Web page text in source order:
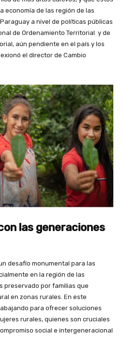
economía de las región de las
a nivel de políticas públicas
de Ordenamiento Territorial y de
aún pendiente en el país y los
el director de Cambio
las generaciones
desafío monumental para las
en la región de las
preservado por familias que
en zonas rurales. En este
para ofrecer soluciones
rurales, quienes son cruciales
social e intergeneracional